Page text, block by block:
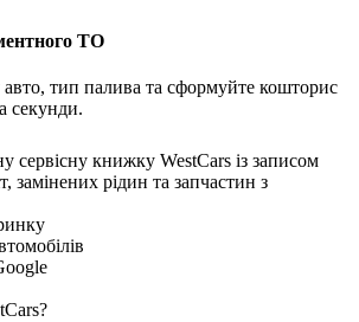
ТО
тип палива та сформуйте кошторис
секунди.
сервісну книжку WestCars із записом
замінених рідин та запчастин з